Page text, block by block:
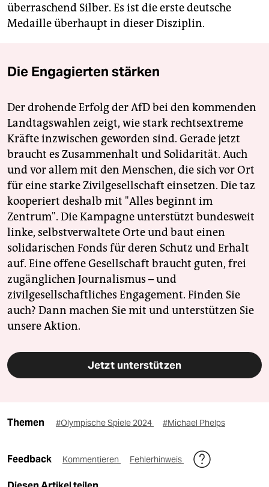
überraschend Silber. Es ist die erste deutsche
Medaille überhaupt in dieser Disziplin.
Die Engagierten stärken
Der drohende Erfolg der AfD bei den kommenden
Landtagswahlen zeigt, wie stark rechtsextreme
Kräfte inzwischen geworden sind. Gerade jetzt
braucht es Zusammenhalt und Solidarität. Auch
und vor allem mit den Menschen, die sich vor Ort
für eine starke Zivilgesellschaft einsetzen. Die taz
kooperiert deshalb mit "Alles beginnt im
Zentrum". Die Kampagne unterstützt bundesweit
linke, selbstverwaltete Orte und baut einen
solidarischen Fonds für deren Schutz und Erhalt
auf. Eine offene Gesellschaft braucht guten, frei
zugänglichen Journalismus – und
zivilgesellschaftliches Engagement. Finden Sie
auch? Dann machen Sie mit und unterstützen Sie
unsere Aktion.
Jetzt unterstützen
Themen #Olympische Spiele 2024 #Michael Phelps
Feedback Kommentieren Fehlerhinweis